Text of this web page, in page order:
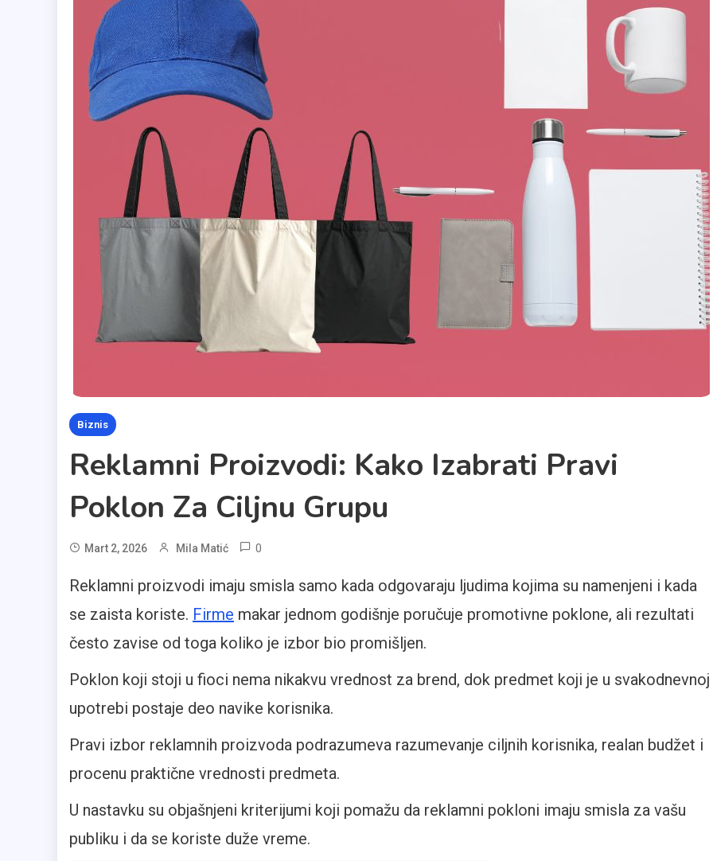
Biznis
Reklamni Proizvodi: Kako Izabrati Pravi
Poklon Za Ciljnu Grupu
Mart 2, 2026 Mila Matić 0
Reklamni proizvodi imaju smisla samo kada odgovaraju ljudima kojima su namenjeni i kada
se zaista koriste. Firme makar jednom godišnje poručuje promotivne poklone, ali rezultati
često zavise od toga koliko je izbor bio promišljen.
Poklon koji stoji u fioci nema nikakvu vrednost za brend, dok predmet koji je u svakodnevnoj
upotrebi postaje deo navike korisnika.
Pravi izbor reklamnih proizvoda podrazumeva razumevanje ciljnih korisnika, realan budžet i
procenu praktične vrednosti predmeta.
U nastavku su objašnjeni kriterijumi koji pomažu da reklamni pokloni imaju smisla za vašu
publiku i da se koriste duže vreme.